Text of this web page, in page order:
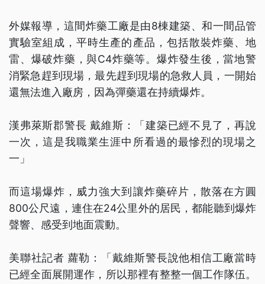
外媒報導，這間炸藥工廠是由8棟建築、和一間品管
實驗室組成，平時生產的產品，包括散裝炸藥、地
雷、爆破炸藥，與C4炸藥等。爆炸發生後，當地警
消緊急趕到現場，最先趕到現場的急救人員，一開始
還無法進入廠房，因為彈藥還在持續爆炸。
漢弗萊斯郡警長 戴維斯：「建築已經不見了，再說
一次，這是我職業生涯中所看過的最慘烈的現場之
一」
而這場爆炸，威力強大到讓炸藥碎片，散落在方圓
800公尺遠，連住在24公里外的居民，都能聽到爆炸
聲響、感受到地面震動。
美聯社記者 蘿勒：「戴維斯警長說他相信工廠當時
已經全面展開運作，所以那裡有整整一個工作隊伍。